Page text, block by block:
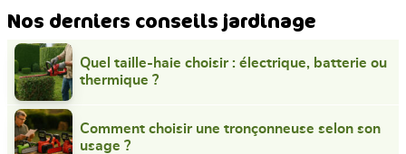
Nos derniers conseils jardinage
Quel taille-haie choisir : électrique, batterie ou
thermique ?
Comment choisir une tronçonneuse selon son
usage ?